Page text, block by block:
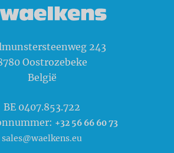
243
Oostrozebeke
België
BE 0407.853.722
+32 56 66 60 73
sales@waelkens.eu